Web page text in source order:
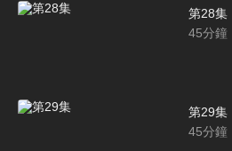
第28集
45分鐘
第29集
45分鐘